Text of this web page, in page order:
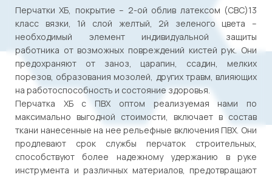
Перчатки ХБ, покрытие – 2-ой облив латексом (СВС)13
класс вязки, 1й слой желтый, 2й зеленого цвета –
необходимый элемент индивидуальной защиты
работника от возможных повреждений кистей рук. Они
предохраняют от заноз, царапин, ссадин, мелких
порезов, образования мозолей, других травм, влияющих
на работоспособность и состояние здоровья.
Перчатка ХБ с ПВХ оптом реализуемая нами по
максимально выгодной стоимости, включает в состав
ткани нанесенные на нее рельефные включения ПВХ. Они
продлевают срок службы перчаток строительных,
способствуют более надежному удержанию в руке
инструмента и различных материалов, предотвращают